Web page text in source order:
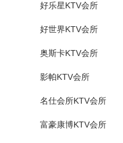
好乐星KTV会所
好世界KTV会所
奥斯卡KTV会所
影帕KTV会所
名仕会所KTV会所
富豪康博KTV会所